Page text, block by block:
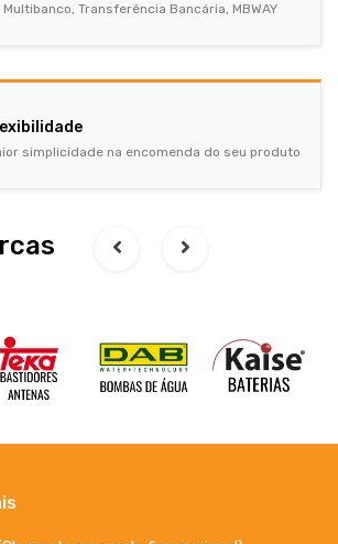
Multibanco, Transferência Bancária, MBWAY
simplicidade na encomenda do seu produto